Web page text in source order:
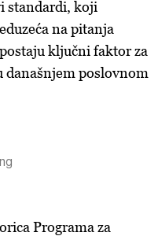
standardi, koji
na pitanja
ključni faktor za
današnjem poslovnom
Programa za